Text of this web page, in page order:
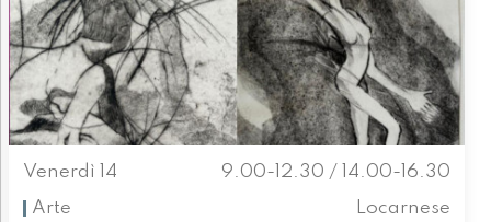
Venerdì 14
9.00-12.30 / 14.00-16.30
Arte
Locarnese